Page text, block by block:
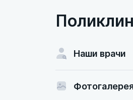
Наши врачи